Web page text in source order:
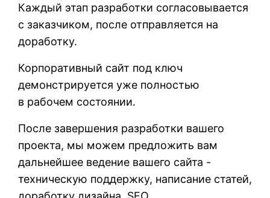
Каждый этап разработки согласовывается
с заказчиком, после отправляется на
доработку.
Корпоративный сайт под ключ
демонстрируется уже полностью
в рабочем состоянии.
После завершения разработки вашего
проекта, мы можем предложить вам
дальнейшее ведение вашего сайта -
техническую поддержку, написание статей,